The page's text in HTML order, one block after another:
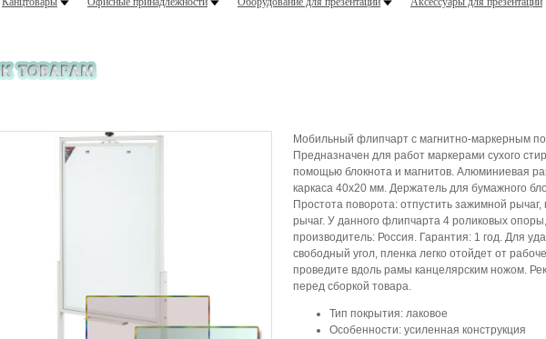
Мобильный флипчарт с магнитно-маркерным
Предназначен для работ маркерами сухого
помощью блокнота и магнитов. Алюминиевая
каркаса 40x20 мм. Держатель для бумажного
Простота поворота: отпустить зажимной
рычаг. У данного флипчарта 4 роликовых
производитель: Россия. Гарантия: 1 год. Для
свободный угол, пленка легко отойдет от
проведите вдоль рамы канцелярским ножом.
перед сборкой товара.
Тип покрытия: лаковое
Особенности: усиленная конструкция